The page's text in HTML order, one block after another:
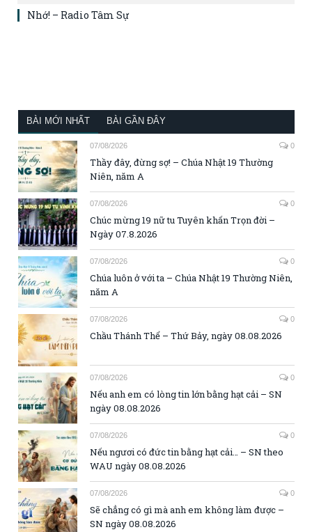
Nhớ! – Radio Tâm Sự
BÀI MỚI NHẤT BÀI GẦN ĐÂY
07/08/2026 0
Thầy đây, đừng sợ! – Chúa Nhật 19 Thường
Niên, năm A
07/08/2026 0
Chúc mừng 19 nữ tu Tuyên khấn Trọn đời –
Ngày 07.8.2026
07/08/2026 0
Chúa luôn ở với ta – Chúa Nhật 19 Thường Niên,
năm A
07/08/2026 0
Chầu Thánh Thể – Thứ Bảy, ngày 08.08.2026
07/08/2026 0
Nếu anh em có lòng tin lớn bằng hạt cải – SN
ngày 08.08.2026
07/08/2026 0
Nếu ngươi có đức tin bằng hạt cải… – SN theo
WAU ngày 08.08.2026
07/08/2026 0
Sẽ chẳng có gì mà anh em không làm được –
SN ngày 08.08.2026